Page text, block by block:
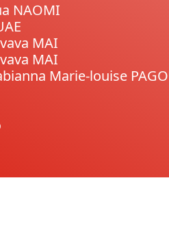
NAOMI
MAI
MAI
Marie-louise